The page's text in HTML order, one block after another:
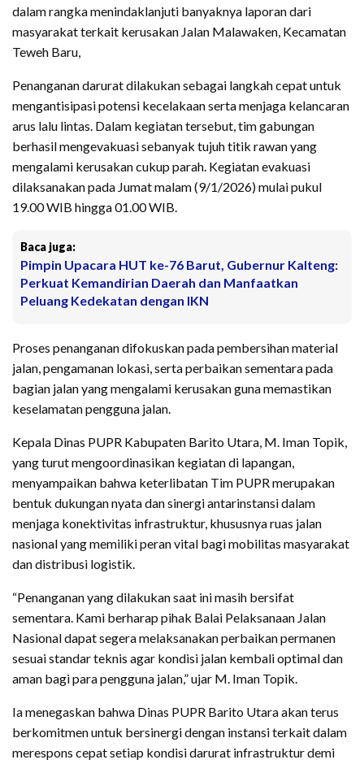
dalam rangka menindaklanjuti banyaknya laporan dari
masyarakat terkait kerusakan Jalan Malawaken, Kecamatan
Teweh Baru,
Penanganan darurat dilakukan sebagai langkah cepat untuk
mengantisipasi potensi kecelakaan serta menjaga kelancaran
arus lalu lintas. Dalam kegiatan tersebut, tim gabungan
berhasil mengevakuasi sebanyak tujuh titik rawan yang
mengalami kerusakan cukup parah. Kegiatan evakuasi
dilaksanakan pada Jumat malam (9/1/2026) mulai pukul
19.00 WIB hingga 01.00 WIB.
Baca juga:
Pimpin Upacara HUT ke-76 Barut, Gubernur Kalteng:
Perkuat Kemandirian Daerah dan Manfaatkan
Peluang Kedekatan dengan IKN
Proses penanganan difokuskan pada pembersihan material
jalan, pengamanan lokasi, serta perbaikan sementara pada
bagian jalan yang mengalami kerusakan guna memastikan
keselamatan pengguna jalan.
Kepala Dinas PUPR Kabupaten Barito Utara, M. Iman Topik,
yang turut mengoordinasikan kegiatan di lapangan,
menyampaikan bahwa keterlibatan Tim PUPR merupakan
bentuk dukungan nyata dan sinergi antarinstansi dalam
menjaga konektivitas infrastruktur, khususnya ruas jalan
nasional yang memiliki peran vital bagi mobilitas masyarakat
dan distribusi logistik.
“Penanganan yang dilakukan saat ini masih bersifat
sementara. Kami berharap pihak Balai Pelaksanaan Jalan
Nasional dapat segera melaksanakan perbaikan permanen
sesuai standar teknis agar kondisi jalan kembali optimal dan
aman bagi para pengguna jalan,” ujar M. Iman Topik.
Ia menegaskan bahwa Dinas PUPR Barito Utara akan terus
berkomitmen untuk bersinergi dengan instansi terkait dalam
merespons cepat setiap kondisi darurat infrastruktur demi